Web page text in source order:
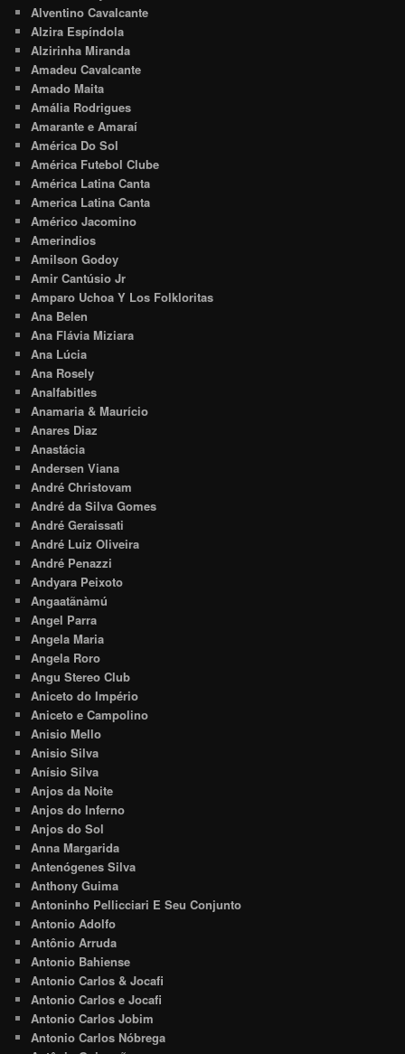
Alventino Cavalcante
Alzira Espíndola
Alzirinha Miranda
Amadeu Cavalcante
Amado Maita
Amália Rodrigues
Amarante e Amaraí
América Do Sol
América Futebol Clube
América Latina Canta
America Latina Canta
Américo Jacomino
Amerindios
Amilson Godoy
Amir Cantúsio Jr
Amparo Uchoa Y Los Folkloritas
Ana Belen
Ana Flávia Miziara
Ana Lúcia
Ana Rosely
Analfabitles
Anamaria & Maurício
Anares Diaz
Anastácia
Andersen Viana
André Christovam
André da Silva Gomes
André Geraissati
André Luiz Oliveira
André Penazzi
Andyara Peixoto
Angaatãnàmú
Angel Parra
Angela Maria
Angela Roro
Angu Stereo Club
Aniceto do Império
Aniceto e Campolino
Anisio Mello
Anisio Silva
Anísio Silva
Anjos da Noite
Anjos do Inferno
Anjos do Sol
Anna Margarida
Antenógenes Silva
Anthony Guima
Antoninho Pellicciari E Seu Conjunto
Antonio Adolfo
Antônio Arruda
Antonio Bahiense
Antonio Carlos & Jocafi
Antonio Carlos e Jocafi
Antonio Carlos Jobim
Antonio Carlos Nóbrega